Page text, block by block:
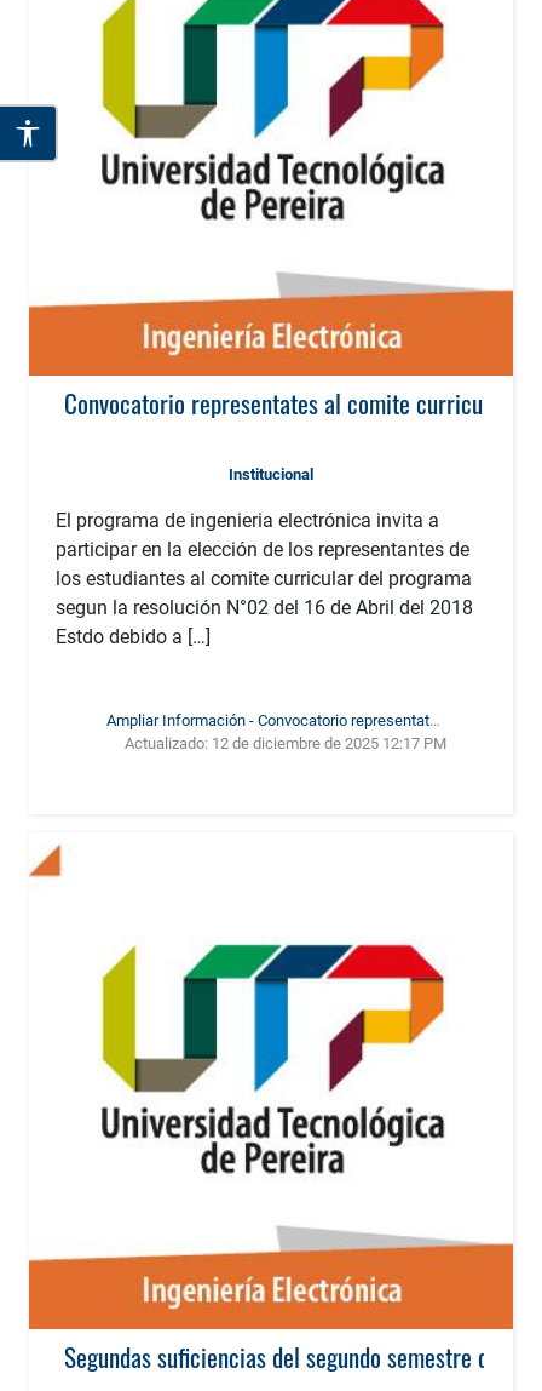
Convocatorio representates al comite curricular
Institucional
El programa de ingenieria electrónica invita a
participar en la elección de los representantes de
los estudiantes al comite curricular del programa
segun la resolución N°02 del 16 de Abril del 2018
Estdo debido a […]
Ampliar Información - Convocatorio representates
al comite curricular
Actualizado: 12 de diciembre de 2025 12:17 PM
Segundas suficiencias del segundo semestre de